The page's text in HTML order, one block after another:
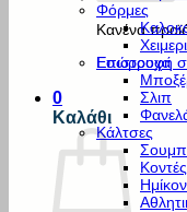
Κανένα
Επιστροφή
0
Καλάθι
Φόρμες
Εσώρουχα
Σλιπ
Κάλτσες